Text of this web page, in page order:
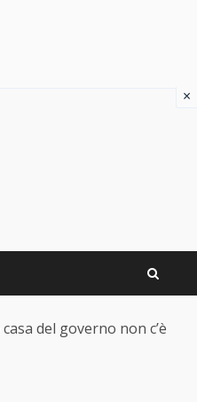
del governo non c’è
×